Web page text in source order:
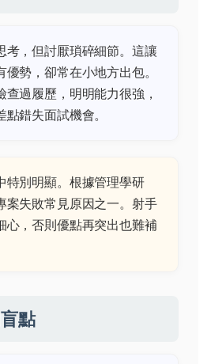
考，但討厭瑣碎細節。這讓
勢，卻常在小地方出包。
過履歷，明明能力很強，
錯失面試機會。
特別明顯。根據管理學研
案失敗常見原因之一。射手
心，否則優點再突出也難補
點